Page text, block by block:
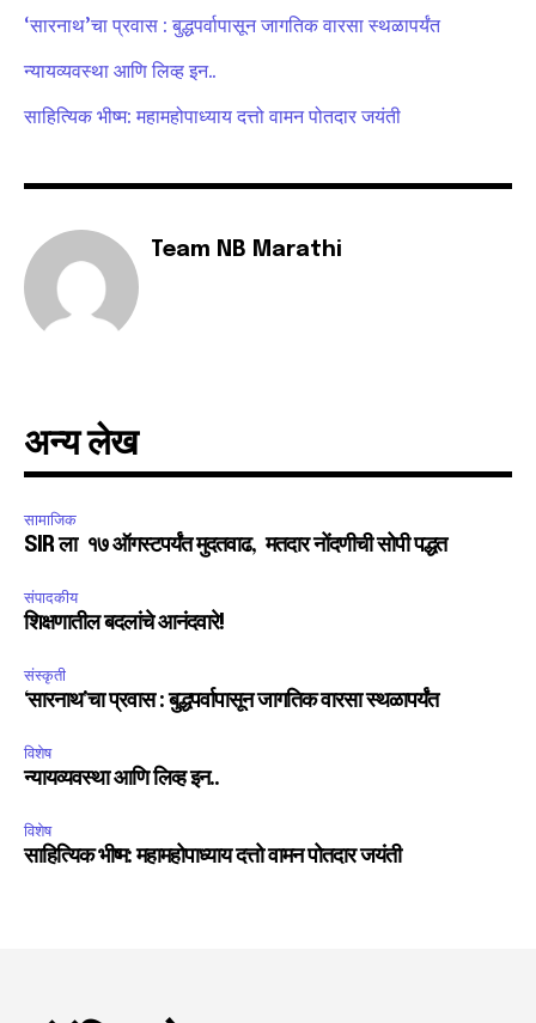
Fans
‘सारनाथ’चा प्रवास : बुद्धपर्वापासून जागतिक वारसा स्थळापर्यंत
न्यायव्यवस्था आणि लिव्ह इन..
साहित्यिक भीष्म: महामहोपाध्याय दत्तो वामन पोतदार जयंती
Team NB Marathi
अन्य लेख
सामाजिक
SIR ला १७ ऑगस्टपर्यंत मुदतवाढ, मतदार नोंदणीची सोपी पद्धत
संपादकीय
शिक्षणातील बदलांचे आनंदवारे!
संस्कृती
‘सारनाथ’चा प्रवास : बुद्धपर्वापासून जागतिक वारसा स्थळापर्यंत
विशेष
न्यायव्यवस्था आणि लिव्ह इन..
विशेष
साहित्यिक भीष्म: महामहोपाध्याय दत्तो वामन पोतदार जयंती